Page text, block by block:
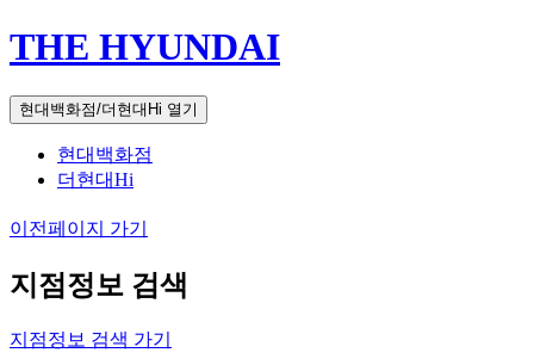
THE HYUNDAI
현대백화점/더현대Hi 열기
현대백화점
더현대Hi
이전페이지 가기
지점정보 검색
지점정보 검색 가기